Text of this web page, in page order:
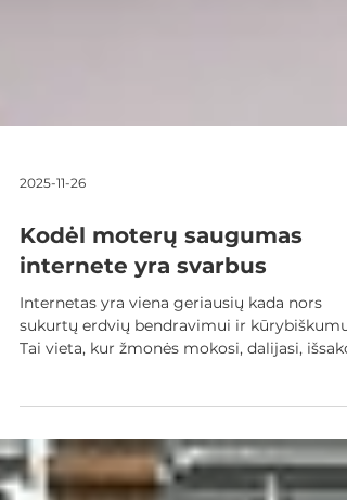
2025-11-26
Kodėl moterų saugumas
internete yra svarbus
Internetas yra viena geriausių kada nors
moterų ir mergaičių ta pati erdvė gali būti ir
priešiška. Už kiekvieno komentarų skyriaus,
tiesioginės žinutės ar socialinės platformos